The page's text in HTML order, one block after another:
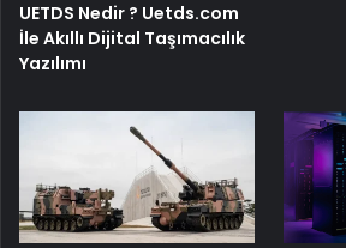
UETDS Nedir ? Uetds.com
İle Akıllı Dijital Taşımacılık
Yazılımı